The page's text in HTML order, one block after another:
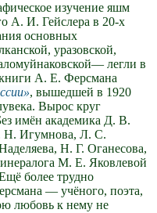
изучение яшм
А. И. Гейслера в 20-х
основных
уразовской,
легли в
А. Е. Ферсмана
, вышедшей в 1920
Вырос круг
имён академика Д. В.
Н. Игумнова, Л. С.
Н. Г. Оганесова,
М. Е. Яковлевой
более трудно
— учёного, поэта,
любовь к нему не